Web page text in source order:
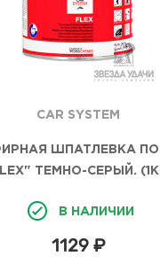
CAR SYSTEM
ШПАТЛЕВКА ПО
ТЕМНО-СЕРЫЙ.
В НАЛИЧИИ
1129 ₽